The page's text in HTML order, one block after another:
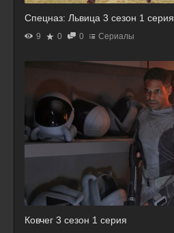
Спецназ: Львица 3 сезон 1 серия
9 0 0 Сериалы
Ковчег 3 сезон 1 серия